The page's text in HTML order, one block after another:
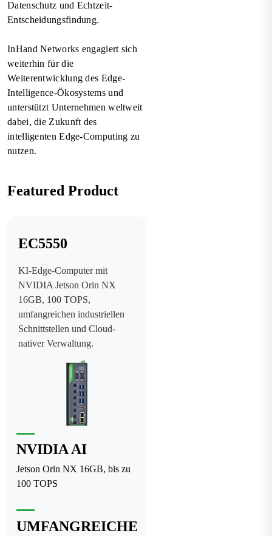
Datenschutz und Echtzeit-
Entscheidungsfindung.
InHand Networks engagiert sich
weiterhin für die
Weiterentwicklung des Edge-
Intelligence-Ökosystems und
unterstützt Unternehmen weltweit
dabei, die Zukunft des
intelligenten Edge-Computing zu
nutzen.
Featured Product
EC5550
KI-Edge-Computer mit
NVIDIA Jetson Orin NX
16GB, 100 TOPS,
umfangreichen industriellen
Schnittstellen und Cloud-
nativer Verwaltung.
NVIDIA AI
Jetson Orin NX 16GB, bis zu
100 TOPS
UMFANGREICHE